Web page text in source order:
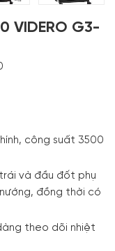
VIDERO G3-
công suất 3500
và đầu đốt phụ
đồng thời có
theo dõi nhiệt